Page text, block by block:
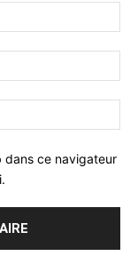
dans ce navigateur